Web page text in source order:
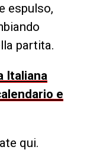
espulso,
partita.
Italiana
e
qui.